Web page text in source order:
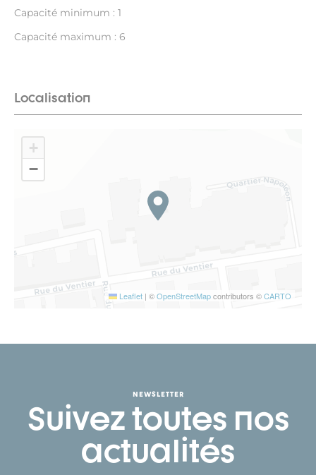
Capacité minimum : 1
Capacité maximum : 6
Localisation
+
−
Leaflet | ©OpenStreetMapcontributors ©CARTO
NEWSLETTER
Suivez toutes nos
actualités